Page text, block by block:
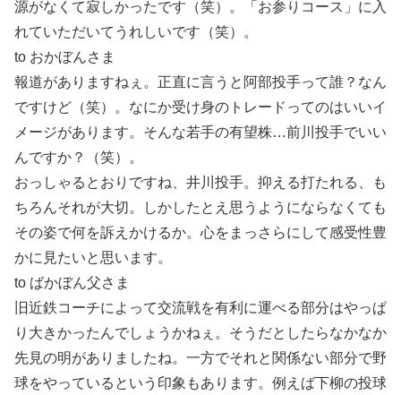
源がなくて寂しかったです（笑）。「お参りコース」に入
れていただいてうれしいです（笑）。
to おかぼんさま
報道がありますねぇ。正直に言うと阿部投手って誰？なん
ですけど（笑）。なにか受け身のトレードってのはいいイ
メージがあります。そんな若手の有望株…前川投手でいい
んですか？（笑）。
おっしゃるとおりですね、井川投手。抑える打たれる、も
ちろんそれが大切。しかしたとえ思うようにならなくても
その姿で何を訴えかけるか。心をまっさらにして感受性豊
かに見たいと思います。
to ばかぼん父さま
旧近鉄コーチによって交流戦を有利に運べる部分はやっぱ
り大きかったんでしょうかねぇ。そうだとしたらなかなか
先見の明がありましたね。一方でそれと関係ない部分で野
球をやっているという印象もあります。例えば下柳の投球